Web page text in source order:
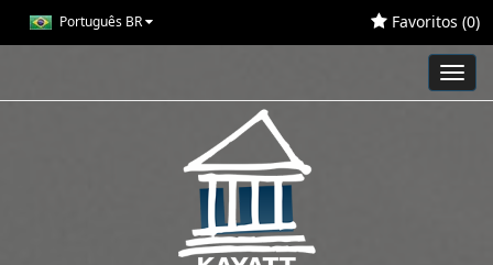
Português BR Favoritos (0)